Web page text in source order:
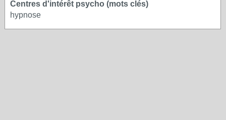
Centres d'intérêt psycho (mots clés)
hypnose